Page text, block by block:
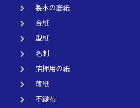
keyboard_arrow_right 製本の底紙
keyboard_arrow_right 合紙
keyboard_arrow_right 型紙
keyboard_arrow_right 名刺
keyboard_arrow_right 箔押用の紙
keyboard_arrow_right 薄紙
keyboard_arrow_right 不織布